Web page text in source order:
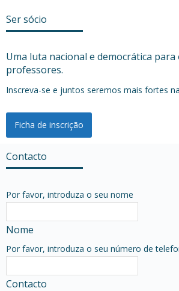
Ser sócio
Uma luta nacional e democrática
professores.
Inscreva-se e juntos seremos mais fortes
Ficha de inscrição
Contacto
Por favor, introduza o seu nome
Nome
Por favor, introduza o seu número de
Contacto